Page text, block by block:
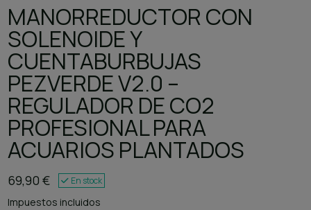
MANORREDUCTOR CON
SOLENOIDE Y
CUENTABURBUJAS
PEZVERDE V2.0 –
REGULADOR DE CO2
PROFESIONAL PARA
ACUARIOS PLANTADOS
69,90 € En stock
Impuestos incluidos